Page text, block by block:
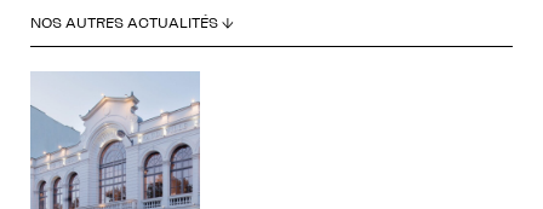
NOS AUTRES ACTUALITÉS ↓